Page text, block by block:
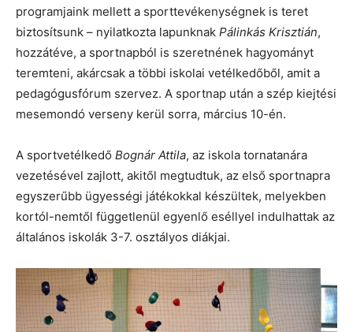
programjaink mellett a sporttevékenységnek is teret
biztosítsunk – nyilatkozta lapunknak Pálinkás Krisztián,
hozzátéve, a sportnapból is szeretnének hagyományt
teremteni, akárcsak a többi iskolai vetélkedőből, amit a
pedagógusfórum szervez. A sportnap után a szép kiejtési
mesemondó verseny kerül sorra, március 10-én.
A sportvetélkedő Bognár Attila, az iskola tornatanára
vezetésével zajlott, akitől megtudtuk, az első sportnapra
egyszerűbb ügyességi játékokkal készültek, melyekben
kortól-nemtől függetlenül egyenlő eséllyel indulhattak az
általános iskolák 3-7. osztályos diákjai.